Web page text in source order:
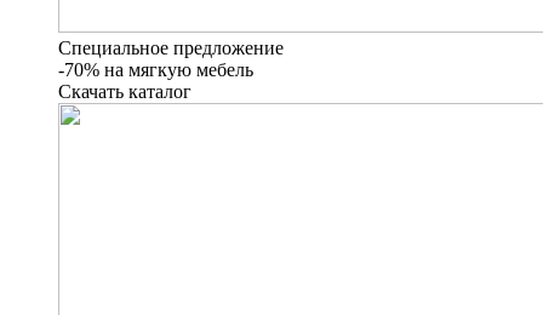
Специальное предложение
-70% на мягкую мебель
Скачать каталог